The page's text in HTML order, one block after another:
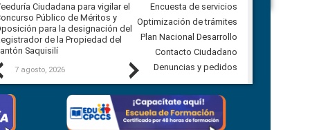
Previous
Ciudadana para vigilar el
Público de Méritos y
para la designación del
de la Propiedad del
Saquisilí
7 agosto, 2026
Veeduría Ciudadana para vigilar la
construcción del asfaltado de
diferentes barrios del sector de
Ballenita del cantón Santa Elena
7 agosto, 2026
Next
Encuesta de servicios
Optimización de trámites
Plan Nacional Desarrollo
Contacto Ciudadano
Denuncias y pedidos